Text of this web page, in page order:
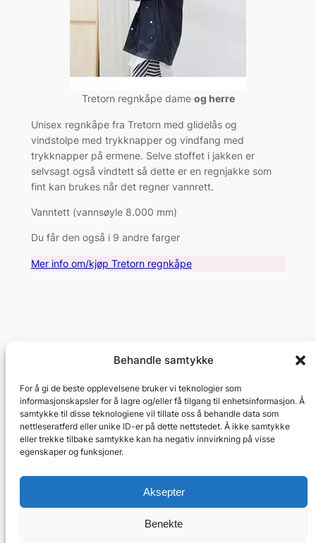
Behandle samtykke
For å gi de beste opplevelsene bruker vi teknologier som
informasjonskapsler for å lagre og/eller få tilgang til enhetsinformasjon. Å
samtykke til disse teknologiene vil tillate oss å behandle data som
nettleseratferd eller unike ID-er på dette nettstedet. Å ikke samtykke
eller trekke tilbake samtykke kan ha negativ innvirkning på visse
egenskaper og funksjoner.
Aksepter
Benekte
Tretorn regnkåpe dame og herre
Unisex regnkåpe fra Tretorn med glidelås og
vindstolpe med trykknapper og vindfang med
trykknapper på ermene. Selve stoffet i jakken er
selvsagt også vindtett så dette er en regnjakke som
fint kan brukes når det regner vannrett.
Vanntett (vannsøyle 8.000 mm)
Du får den også i 9 andre farger
Mer info om/kjøp Tretorn regnkåpe
Kjøp regnkåper på nett
Om
Cookie erklæring
Personvern
Vilkår og betingelser
Kontakt oss
Facebook
Twitter/X